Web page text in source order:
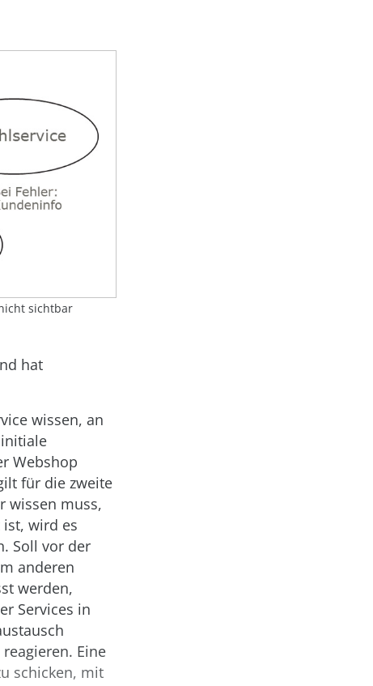
sichtbar
hat
wissen, an
Webshop
für die zweite
wissen muss,
wird es
Soll vor der
anderen
werden,
Services in
Eine
schicken, mit